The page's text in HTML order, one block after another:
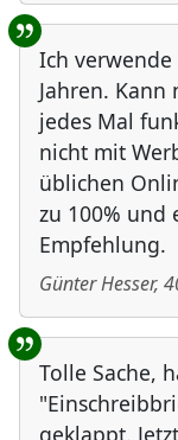
Ich verwende
Jahren.
jedes Mal
nicht mit
üblichen
zu 100% und
Empfehlung.
Günter Hesser,
Tolle Sache,